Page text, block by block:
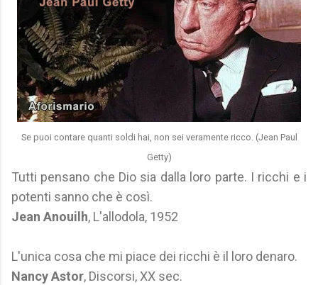
Se puoi contare quanti soldi hai, non sei veramente ricco. (Jean Paul
Getty)
Tutti pensano che Dio sia dalla loro parte. I ricchi e i
potenti sanno che è così.
Jean Anouilh, L'allodola, 1952
L'unica cosa che mi piace dei ricchi è il loro denaro.
Nancy Astor, Discorsi, XX sec.